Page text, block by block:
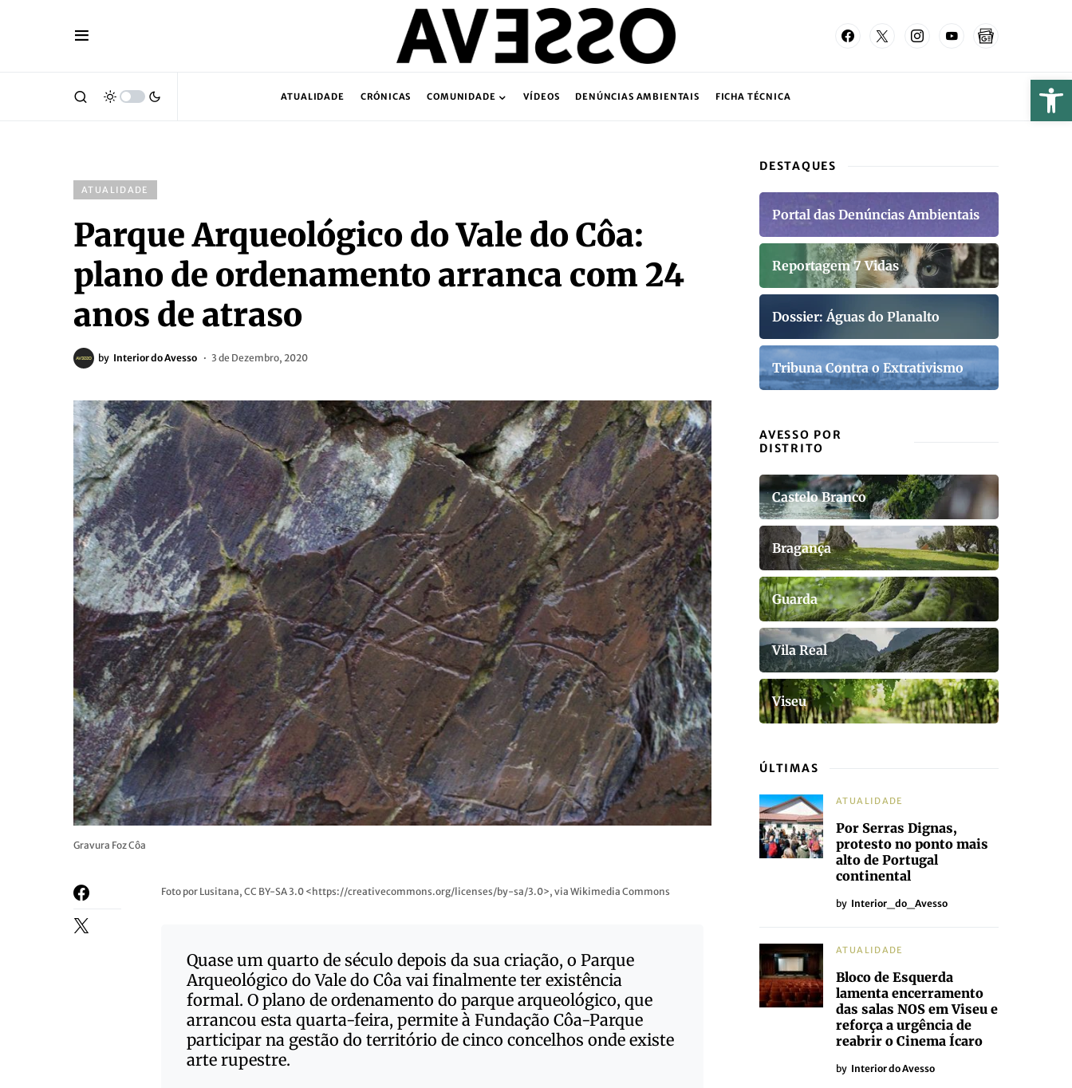
ATUALIDADE CRÓNICAS COMUNIDADE VÍDEOS DENÚNCIAS AMBIENTAIS FICHA TÉCNICA
ATUALIDADE
Parque Arqueológico do Vale do Côa:
plano de ordenamento arranca com 24
anos de atraso
by Interior do Avesso 3 de Dezembro, 2020
Gravura Foz Côa
Foto por Lusitana, CC BY-SA 3.0 <https://creativecommons.org/licenses/by-sa/3.0>, via Wikimedia Commons
Quase um quarto de século depois da sua criação, o Parque
Arqueológico do Vale do Côa vai finalmente ter existência
formal. O plano de ordenamento do parque arqueológico, que
arrancou esta quarta-feira, permite à Fundação Côa-Parque
participar na gestão do território de cinco concelhos onde existe
arte rupestre.
DESTAQUES
Portal das Denúncias Ambientais
Reportagem 7 Vidas
Dossier: Águas do Planalto
Tribuna Contra o Extrativismo
AVESSO POR
DISTRITO
Castelo Branco
Bragança
Guarda
Vila Real
Viseu
ÚLTIMAS
ATUALIDADE
Por Serras Dignas,
protesto no ponto mais
alto de Portugal
continental
by Interior_do_Avesso
ATUALIDADE
Bloco de Esquerda
lamenta encerramento
das salas NOS em Viseu e
reforça a urgência de
reabrir o Cinema Ícaro
by Interior do Avesso